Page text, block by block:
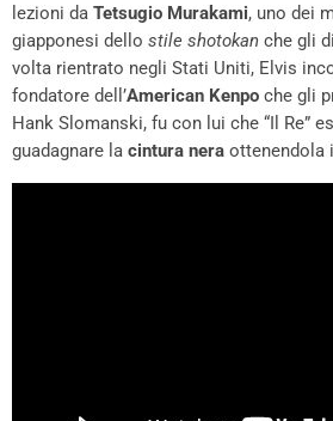
lezioni da Tetsugio Murakami, uno dei
giapponesi dello stile shotokan che gli
volta rientrato negli Stati Uniti, Elvis
fondatore dell’American Kenpo che gli
Hank Slomanski, fu con lui che “Il Re”
guadagnare la cintura nera ottenendola